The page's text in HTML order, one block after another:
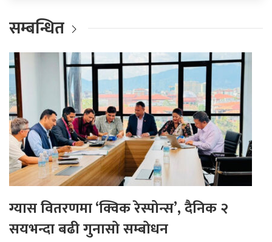
सम्बन्धित
ग्यास वितरणमा ‘क्विक रेस्पोन्स’, दैनिक २
सयभन्दा बढी गुनासो सम्बोधन